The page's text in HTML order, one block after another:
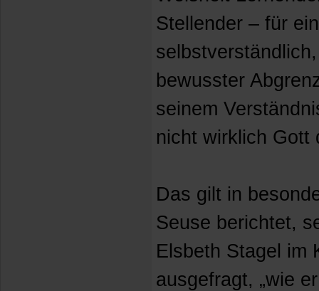
Stellender – für
bewusster
seinem
nicht wirklich Gott
Das gilt in
Seuse berichtet,
Elsbeth Stagel im
ausgefragt, „wie